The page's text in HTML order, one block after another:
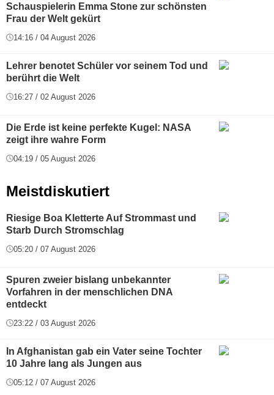
Schauspielerin Emma Stone zur schönsten
Frau der Welt gekürt
14:16 / 04 August 2026
Lehrer benotet Schüler vor seinem Tod und
berührt die Welt
16:27 / 02 August 2026
Die Erde ist keine perfekte Kugel: NASA
zeigt ihre wahre Form
04:19 / 05 August 2026
Meistdiskutiert
Riesige Boa Kletterte Auf Strommast und
Starb Durch Stromschlag
05:20 / 07 August 2026
Spuren zweier bislang unbekannter
Vorfahren in der menschlichen DNA
entdeckt
23:22 / 03 August 2026
In Afghanistan gab ein Vater seine Tochter
10 Jahre lang als Jungen aus
05:12 / 07 August 2026